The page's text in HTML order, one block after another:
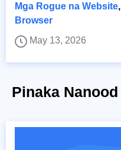
Mga Rogue na Website,
Browser
May 13, 2026
Pinaka Nanood